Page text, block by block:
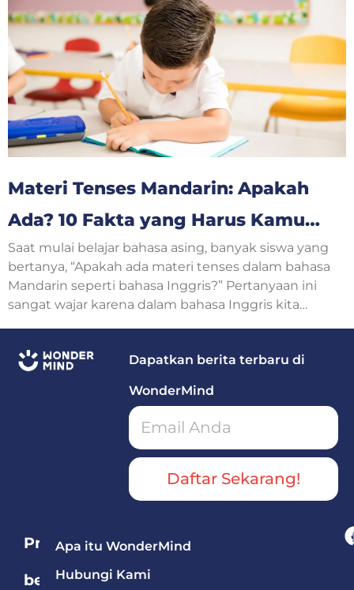
mengikuti kelas bahasa Mandarin, pertanyaan
tentang usia sering muncul dalam percakapan
sehari-hari.
Materi Tenses Mandarin: Apakah
Ada? 10 Fakta yang Harus Kamu
Ketahui
Saat mulai belajar bahasa asing, banyak siswa yang
bertanya, “Apakah ada materi tenses dalam bahasa
Mandarin seperti bahasa Inggris?” Pertanyaan ini
sangat wajar karena dalam bahasa Inggris kita
Dapatkan berita terbaru di
WonderMind
Daftar Sekarang!
Program
berdasarkan
Apa itu WonderMind
Hubungi Kami